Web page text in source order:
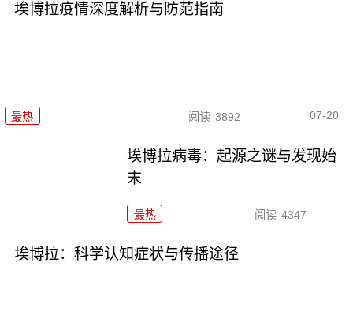
埃博拉疫情深度解析与防范指南
最热 阅读 3892 07-20
埃博拉病毒：起源之谜与发现始
末
最热 阅读 4347
埃博拉：科学认知症状与传播途径